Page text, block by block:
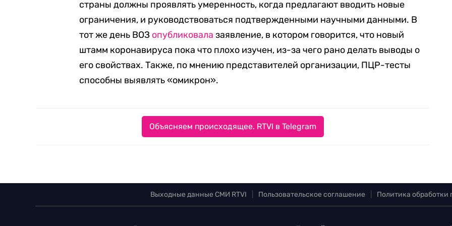
страны должны проявлять умеренность, когда предлагают вводить новые
ограничения, и руководствоваться подтвержденными научными данными. В
тот же день ВОЗ опубликовала заявление, в котором говорится, что новый
штамм коронавируса пока что плохо изучен, из-за чего рано делать выводы о
его свойствах. Также, по мнению представителей организации, ПЦР-тесты
способны выявлять «омикрон».
Объясняем происходящее. RTVI в Telegram
Выходные данные СМИ RTVI Пользовательское соглашение Политика